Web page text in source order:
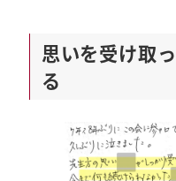
思いを受け取
る